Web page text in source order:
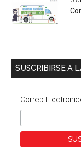
SUSCRIBIRSE A
Correo